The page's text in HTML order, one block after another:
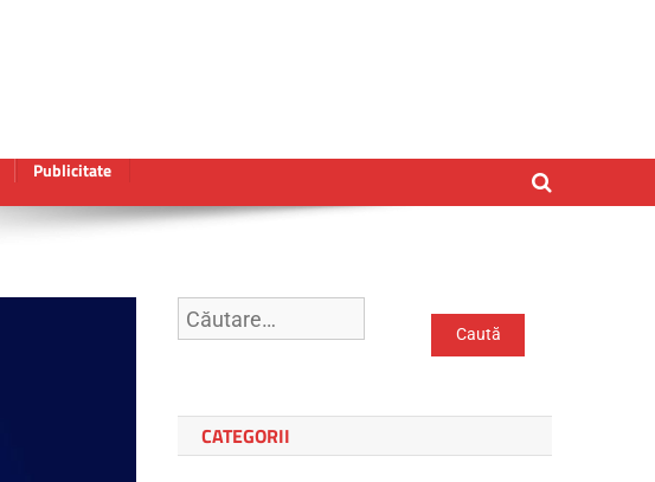
Publicitate
CATEGORII